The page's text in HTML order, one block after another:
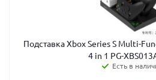
Подставка Xbox Series S Multi-
Есть в